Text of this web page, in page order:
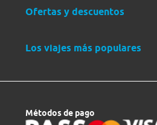
Ofertas y descuentos
Los viajes más populares
Métodos de pago